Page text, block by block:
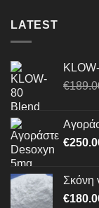
LATEST
€
€
Σκόνη
€